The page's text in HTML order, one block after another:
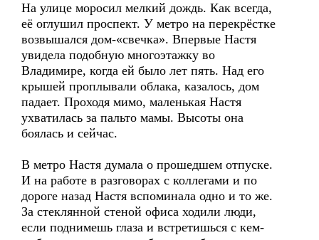
На улице моросил мелкий дождь. Как всегда,
её оглушил проспект. У метро на перекрёстке
возвышался дом-«свечка». Впервые Настя
увидела подобную многоэтажку во
Владимире, когда ей было лет пять. Над его
крышей проплывали облака, казалось, дом
падает. Проходя мимо, маленькая Настя
ухватилась за пальто мамы. Высоты она
боялась и сейчас.
В метро Настя думала о прошедшем отпуске.
И на работе в разговорах с коллегами и по
дороге назад Настя вспоминала одно и то же.
За стеклянной стеной офиса ходили люди,
если поднимешь глаза и встретишься с кем-